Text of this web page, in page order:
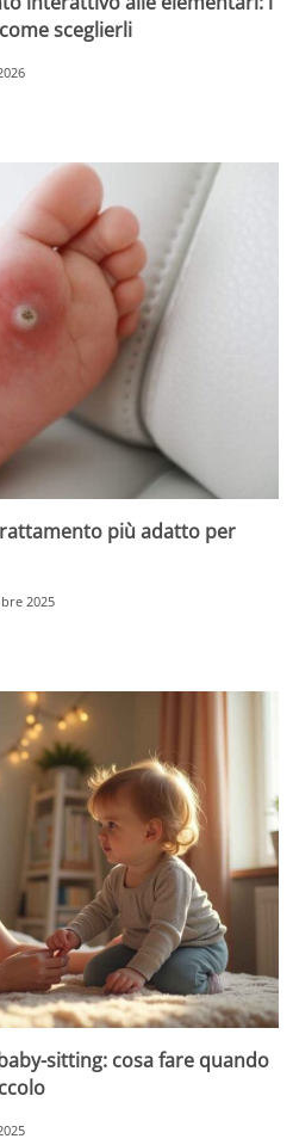
sceglierli
più adatto per
2025
sitting: cosa fare quando